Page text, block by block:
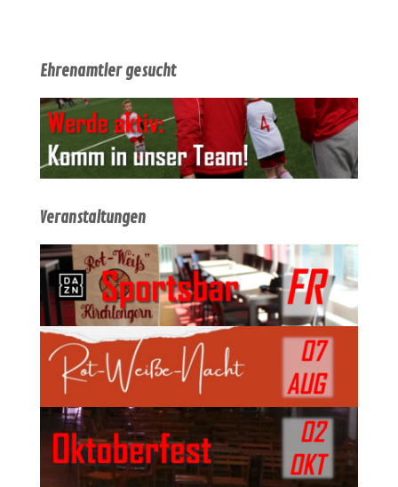
Ehrenamtler gesucht
Veranstaltungen